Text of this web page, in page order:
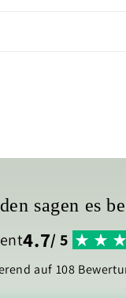
sagen es
4.7/ 5
auf 108